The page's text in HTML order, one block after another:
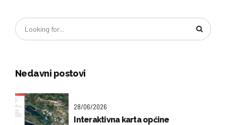
Nedavni postovi
28/06/2026
Interaktivna karta općine